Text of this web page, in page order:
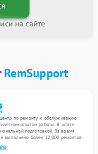
на сайте
RemSupport
по ремонту и обслуживанию
опытом работы. В штате
подготовкой. За время
выполнено более 12 000 ремонтов.
единиц техники, включая , , . Мы
надежный результат благодаря